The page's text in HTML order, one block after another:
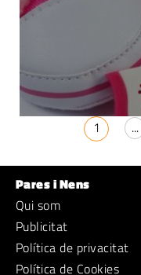
1 ...
Pares i Nens
Qui som
Publicitat
Política de privacitat
Política de Cookies